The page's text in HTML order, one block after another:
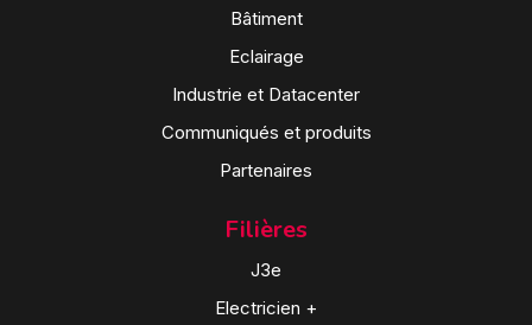
Bâtiment
Eclairage
Industrie et Datacenter
Communiqués et produits
Partenaires
Filières
J3e
Electricien +